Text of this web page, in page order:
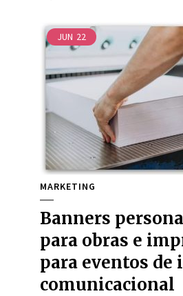
JUN 22
MARKETING
Banners
para obras e
para eventos de
comunicacional